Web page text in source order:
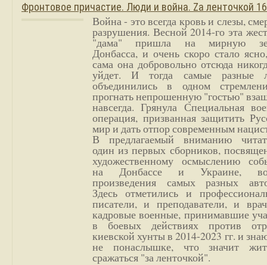
Фронтовое причастие. Люди и война. Zа ленточкой
Война - это всегда кровь и слезы,
разрушения. Весной 2014-го эта
"дама" пришла на мирную
Донбасса, и очень скоро стало
сама она добровольно отсюда
уйдет. И тогда самые разные
объединились в одном
прогнать непрошенную "гостью"
навсегда. Грянула Специальная
операция, призванная защитить
мир и дать отпор современным
В предлагаемый вниманию
один из первых сборников,
художественному осмыслению
на Донбассе и Украине,
произведения самых разных
Здесь отметились и
писатели, и преподаватели, и
кадровые военные, принимавшие
в боевых действиях против
киевской хунты в 2014-2023 гг. и
не понаслышке, что значит
сражаться "за ленточкой".